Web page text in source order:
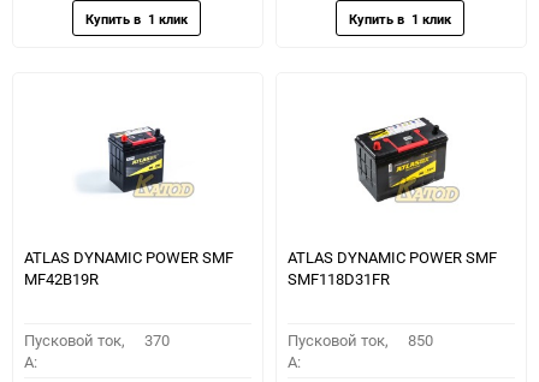
ATLAS DYNAMIC POWER SMF
MF42B19R
Пусковой ток,
A:
370
ATLAS DYNAMIC POWER SMF
SMF118D31FR
Пусковой ток,
A:
850